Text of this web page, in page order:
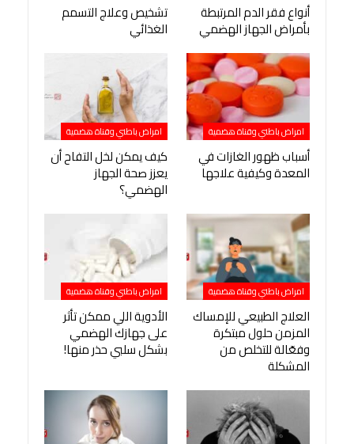
أنواع فقر الدم المرتبطة
بأمراض الجهاز الهضمي
تشخيص وعلاج التسمم
الغذائي
امراض باطني وقناة هضمية
أسباب ظهور الغازات في
المعدة وكيفية علاجها
امراض باطني وقناة هضمية
كيف يمكن لخل التفاح أن
يعزز صحة الجهاز
الهضمي؟
امراض باطني وقناة هضمية
العلاج الطبيعي للإمساك
المزمن حلول مبتكرة
وفعّالة للتخلص من
المشكلة
امراض باطني وقناة هضمية
الأدوية اللي ممكن تأثر
على جهازك الهضمي
بشكل سلبي حذر منها!